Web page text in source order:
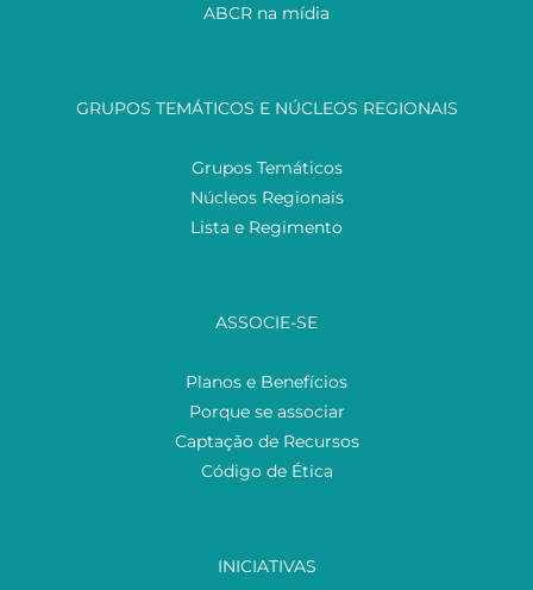
ABCR na mídia
GRUPOS TEMÁTICOS E NÚCLEOS REGIONAIS
Grupos Temáticos
Núcleos Regionais
Lista e Regimento
ASSOCIE-SE
Planos e Benefícios
Porque se associar
Captação de Recursos
Código de Ética
INICIATIVAS